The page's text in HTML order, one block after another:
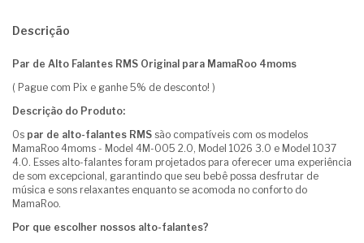
Descrição
Par de Alto Falantes RMS Original para MamaRoo 4moms
( Pague com Pix e ganhe 5% de desconto! )
Descrição do Produto:
Os par de alto-falantes RMS são compatíveis com os modelos
MamaRoo 4moms - Model 4M-005 2.0, Model 1026 3.0 e Model 1037
4.0. Esses alto-falantes foram projetados para oferecer uma experiência
de som excepcional, garantindo que seu bebê possa desfrutar de
música e sons relaxantes enquanto se acomoda no conforto do
MamaRoo.
Por que escolher nossos alto-falantes?